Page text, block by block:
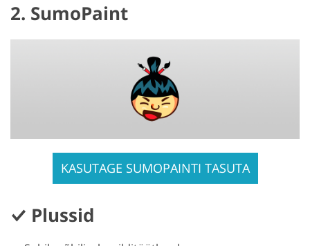
2. SumoPaint
KASUTAGE SUMOPAINTI TASUTA
Plussid